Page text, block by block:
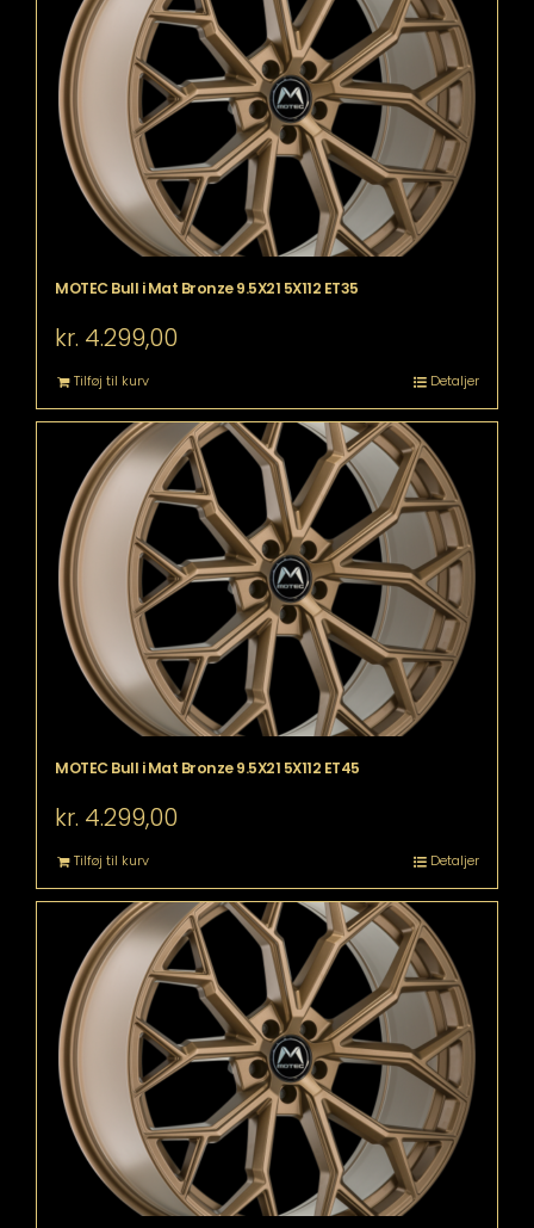
MOTEC Bull i Mat Bronze 9.5X21 5X112 ET35
kr. 4.299,00
Tilføj til kurv Detaljer
MOTEC Bull i Mat Bronze 9.5X21 5X112 ET45
kr. 4.299,00
Tilføj til kurv Detaljer